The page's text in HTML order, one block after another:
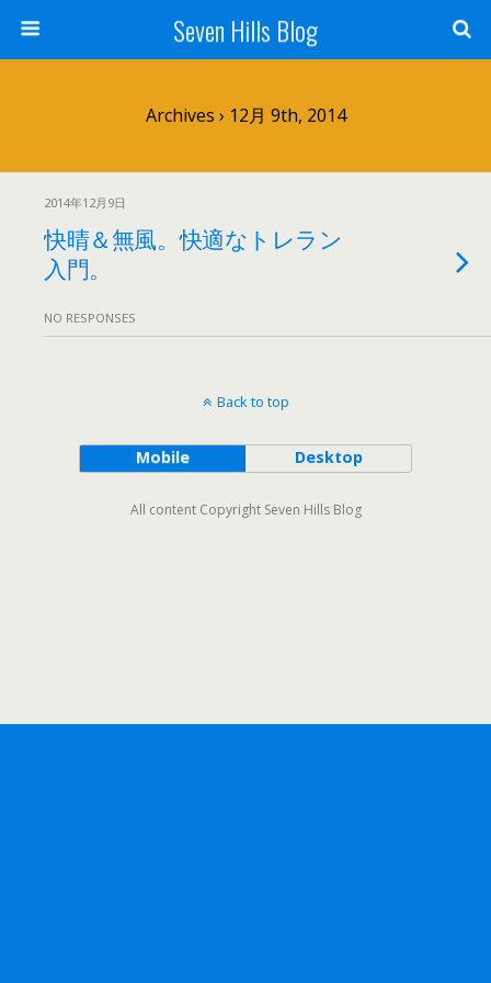
Seven Hills Blog
Archives › 12月 9th, 2014
2014年12月9日
快晴＆無風。快適なトレラン
入門。
NO RESPONSES
Back to top
Mobile Desktop
All content Copyright Seven Hills Blog